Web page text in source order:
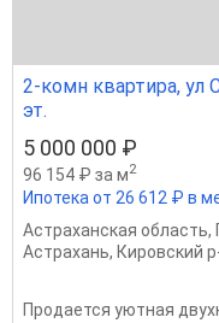
2-комн квартира, ул
эт.
5 000 000 ₽
96 154 ₽ за м2
Ипотека от 26 612 ₽ в
Астраханская область,
Астрахань, Кировский
Продается уютная